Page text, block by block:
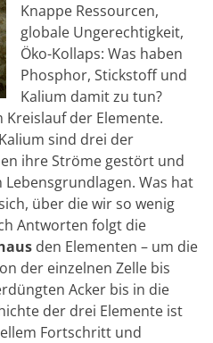
Knappe Ressourcen,
globale Ungerechtigkeit,
Öko-Kollaps: Was haben
Phosphor, Stickstoff und
Kalium damit zu tun?
Kreislauf der Elemente.
sind drei der
ihre Ströme gestört und
Was hat
über die wir so wenig
Antworten folgt die
den Elementen – um die
der einzelnen Zelle bis
Acker bis in die
der drei Elemente ist
Fortschritt und